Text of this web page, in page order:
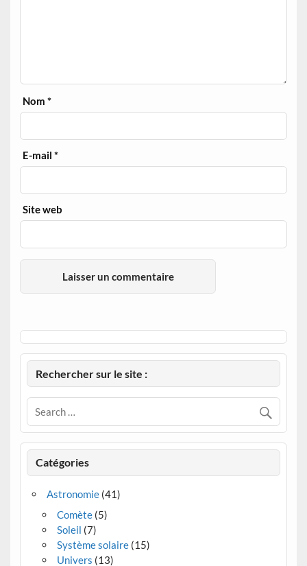
Nom*
E-mail*
Site web
Rechercher sur le site :
Catégories
Astronomie(41)
Comète(5)
Soleil (7)
Système solaire(15)
Univers (13)